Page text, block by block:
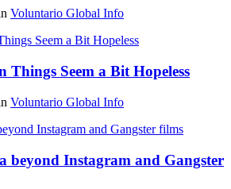
Voluntario Global Info
Things Seem a Bit Hopeless
Voluntario Global Info
beyond Instagram and Gangster